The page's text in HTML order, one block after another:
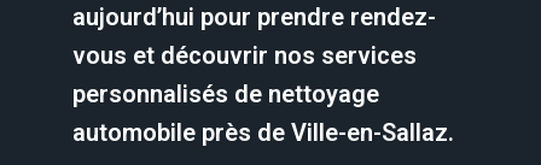
aujourd’hui pour prendre rendez-
vous et découvrir nos services
personnalisés de nettoyage
automobile près de Ville-en-Sallaz.